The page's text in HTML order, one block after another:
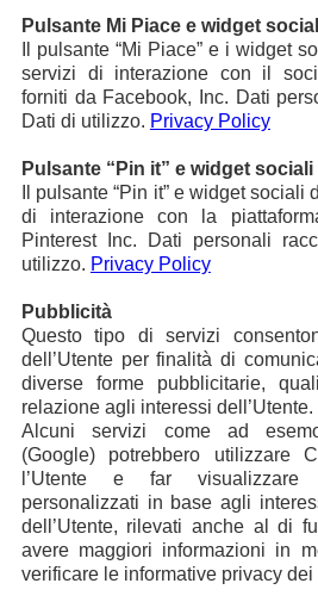
Pulsante Mi Piace e widget
Il pulsante “Mi Piace” e i widget
servizi di interazione con il
forniti da Facebook, Inc. Dati
Dati di utilizzo. Privacy Policy
Pulsante “Pin it” e widget
Il pulsante “Pin it” e widget sociali
di interazione con la
Pinterest Inc. Dati personali
utilizzo. Privacy Policy
Pubblicità
Questo tipo di servizi
dell’Utente per finalità di
diverse forme pubblicitarie,
relazione agli interessi dell’Utente.
Alcuni servizi come ad
(Google) potrebbero utilizzare
l’Utente e far visualizzare
personalizzati in base agli
dell’Utente, rilevati anche al di
avere maggiori informazioni in
verificare le informative privacy